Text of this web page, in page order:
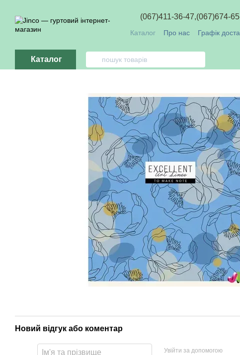
(067)411-36-47,(067)674-
Каталог Про нас Графік
Каталог
Новий відгук або коментар
Увійти за допомогою